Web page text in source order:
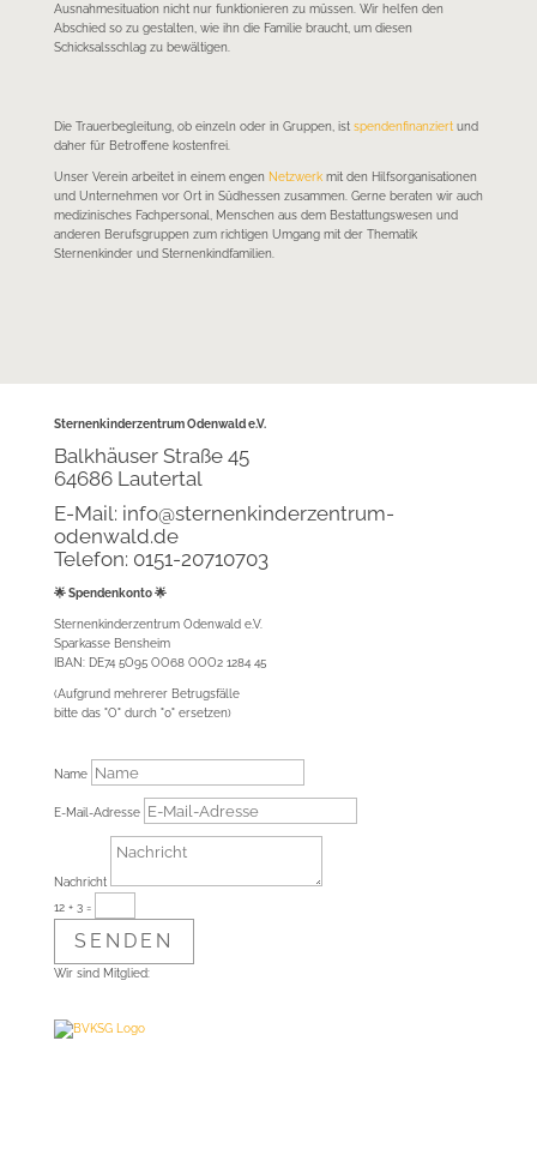
Ausnahmesituation nicht nur funktionieren zu müssen. Wir helfen den
Abschied so zu gestalten, wie ihn die Familie braucht, um diesen
Schicksalsschlag zu bewältigen.
Die Trauerbegleitung, ob einzeln oder in Gruppen, ist spendenfinanziertund
daher für Betroffene kostenfrei.
Unser Verein arbeitet in einem engen Netzwerkmit den Hilfsorganisationen
und Unternehmen vor Ort in Südhessen zusammen. Gerne beraten wir auch
medizinisches Fachpersonal, Menschen aus dem Bestattungswesen und
anderen Berufsgruppen zum richtigen Umgang mit der Thematik
Sternenkinder und Sternenkindfamilien.
Sternenkinderzentrum Odenwald e.V.
Balkhäuser Straße 45
64686 Lautertal
E-Mail: info@sternenkinderzentrum-
odenwald.de
Telefon: 0151-20710703
🌟 Spendenkonto 🌟
Sternenkinderzentrum Odenwald e.V.
Sparkasse Bensheim
IBAN: DE74 5O95 OO68 OOO2 1284 45
(Aufgrund mehrerer Betrugsfälle
bitte das "O" durch "0" ersetzen)
Name
E-Mail-Adresse
Nachricht
12 + 3=
SENDEN
Wir sind Mitglied: